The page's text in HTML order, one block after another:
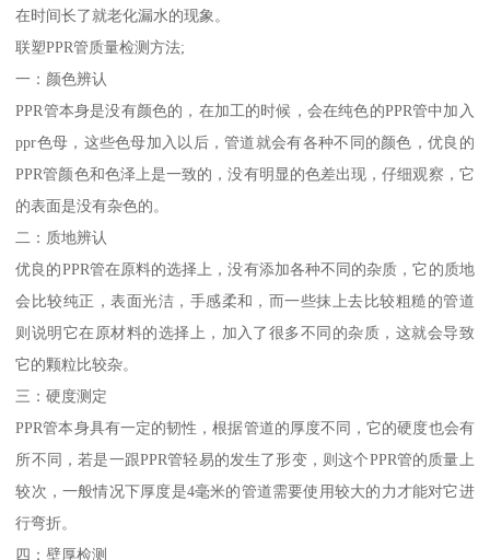
在时间长了就老化漏水的现象。
联塑PPR管质量检测方法;
一：颜色辨认
PPR管本身是没有颜色的，在加工的时候，会在纯色的PPR管中加入
ppr色母，这些色母加入以后，管道就会有各种不同的颜色，优良的
PPR管颜色和色泽上是一致的，没有明显的色差出现，仔细观察，它
的表面是没有杂色的。
二：质地辨认
优良的PPR管在原料的选择上，没有添加各种不同的杂质，它的质地
会比较纯正，表面光洁，手感柔和，而一些抹上去比较粗糙的管道
则说明它在原材料的选择上，加入了很多不同的杂质，这就会导致
它的颗粒比较杂。
三：硬度测定
PPR管本身具有一定的韧性，根据管道的厚度不同，它的硬度也会有
所不同，若是一跟PPR管轻易的发生了形变，则这个PPR管的质量上
较次，一般情况下厚度是4毫米的管道需要使用较大的力才能对它进
行弯折。
四：壁厚检测